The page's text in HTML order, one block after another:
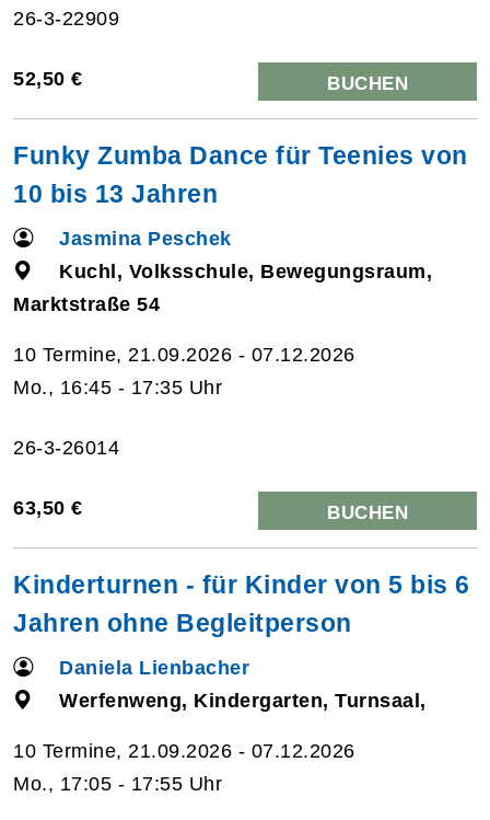
26-3-22909
52,50 € BUCHEN
Funky Zumba Dance für Teenies von
10 bis 13 Jahren
Jasmina Peschek
Kuchl, Volksschule, Bewegungsraum,
Marktstraße 54
10 Termine, 21.09.2026 - 07.12.2026
Mo., 16:45 - 17:35 Uhr
26-3-26014
63,50 € BUCHEN
Kinderturnen - für Kinder von 5 bis 6
Jahren ohne Begleitperson
Daniela Lienbacher
Werfenweng, Kindergarten, Turnsaal,
10 Termine, 21.09.2026 - 07.12.2026
Mo., 17:05 - 17:55 Uhr